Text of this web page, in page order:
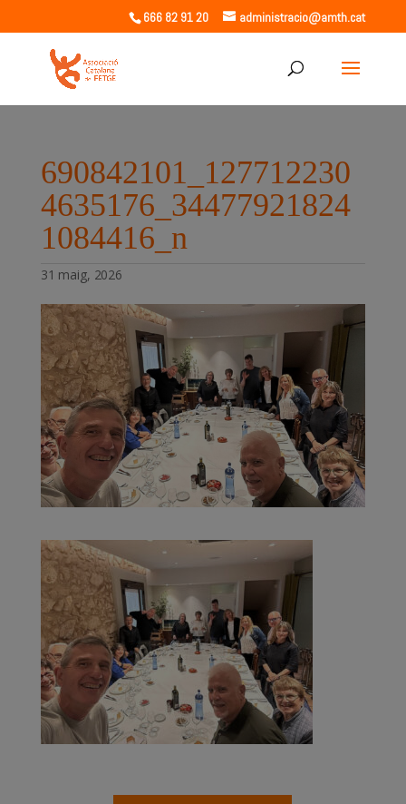
666 82 91 20 administracio@amth.cat
690842101_127712230
4635176_34477921824
1084416_n
31 maig, 2026